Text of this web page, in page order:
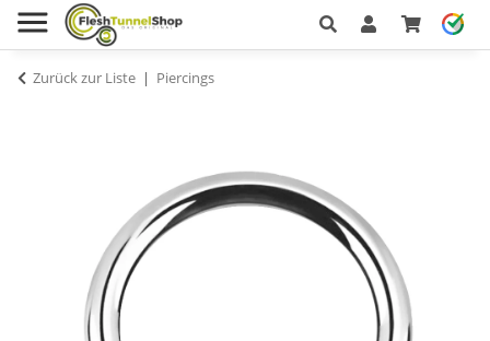
Zurück zur Liste Piercings